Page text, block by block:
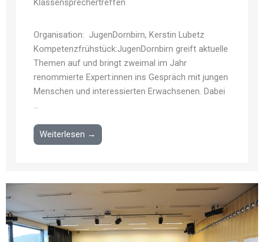
Klassensprechertreffen
Organisation: JugenDornbirn, Kerstin Lubetz
Kompetenzfrühstück:JugenDornbirn greift aktuelle
Themen auf und bringt zweimal im Jahr
renommierte Expert:innen ins Gespräch mit jungen
Menschen und interessierten Erwachsenen. Dabei
...
Weiterlesen →